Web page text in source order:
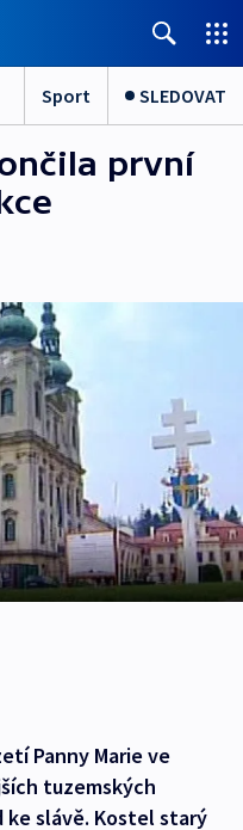
Sport SLEDOVAT
první
Panny Marie ve
tuzemských
ke slávě. Kostel starý